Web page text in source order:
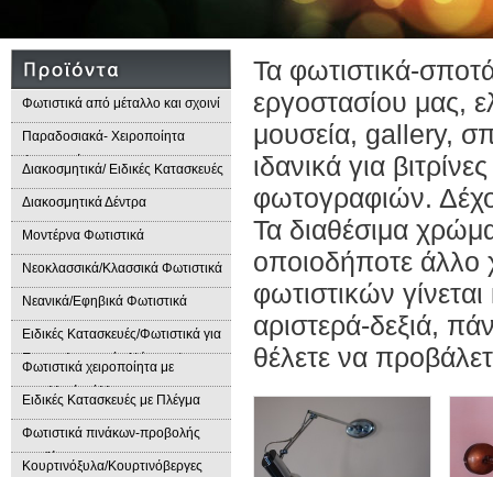
Φωτιστικά από μέταλλο και σχοινί
Παραδοσιακά- Χειροποίητα
Φωτιστικά
Διακοσμητικά/ Ειδικές Κατασκευές
Διακοσμητικά Δέντρα
Μοντέρνα Φωτιστικά
Νεοκλασσικά/Κλασσικά Φωτιστικά
Νεανικά/Εφηβικά Φωτιστικά
Ειδικές Κατασκευές/Φωτιστικά για
Επαγγελματικούς Χώρους/
Παραδοσιακά Φωτιστικά
Φωτιστικά χειροποίητα με
μεταλλικά φύλλα
Ειδικές Κατασκευές με Πλέγμα
Φωτιστικά πινάκων-προβολής
προϊόντων
Κουρτινόξυλα/Κουρτινόβεργες
Τα φωτιστικά-
εργοστασίου μας,
μουσεία, gallery,
ιδανικά για
φωτογραφιών.
Τα διαθέσιμα
οποιοδήποτε άλλο
φωτιστικών
αριστερά-δεξιά,
θέλετε να